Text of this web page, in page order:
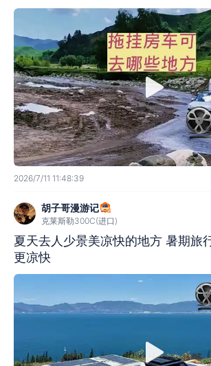
2026/7/11 11:48:39
胡子哥漫游记
克莱斯勒300C(进口)
夏天去人少景美凉快的地方 暑期旅
更凉快